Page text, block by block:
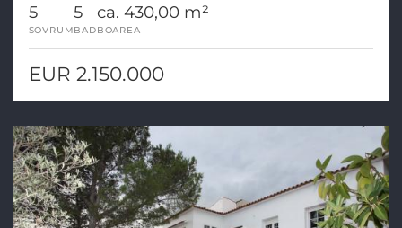
5
SOVRUM
5
BAD
ca. 430,00 m²
BOAREA
EUR 2.150.000